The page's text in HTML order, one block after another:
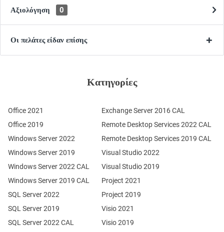
Αξιολόγηση 0
Οι πελάτες είδαν επίσης
Κατηγορίες
Office 2021
Office 2019
Windows Server 2022
Windows Server 2019
SQL Server 2022
SQL Server 2019
Windows Server 2022 CAL
Windows Server 2019 CAL
SQL Server 2022 CAL
Remote Desktop Services 2022 CAL
Remote Desktop Services 2019 CAL
Exchange Server 2016 CAL
Visual Studio 2022
Visual Studio 2019
Project 2021
Project 2019
Visio 2021
Visio 2019